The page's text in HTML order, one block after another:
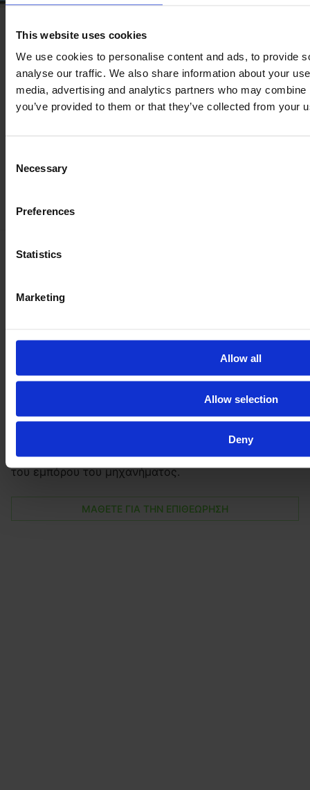
This website uses cookies
We use cookies to personalise content and ads, to provide
analyse our traffic. We also share information about your
media, advertising and analytics partners who may
you’ve provided to them or that they’ve collected from your
Selection
Necessary
Preferences
Statistics
Marketing
Allow all
Allow selection
Deny
με την επιθεώρησή μας
κατάσταση, καθώς και πολλές φωτογραφίες και
βίντεο από όλα τα εξαρτήματά του, ακόμη και βίντεο
με το μηχάνημα εν δράσει.
Κάνοντας κράτηση για την επιθεώρηση E-FARM, το
επόμενο μηχάνημά σας θα υποβληθεί σε πλήρη
έλεγχο από έναν ανεξάρτητο εμπειρογνώμονα της
DEKRA, ο οποίος θα επισκεφθεί τις εγκαταστάσεις
του εμπόρου του μηχανήματος.
ΜΑΘΕΤΕ ΓΙΑ ΤΗΝ ΕΠΙΘΕΩΡΗΣΗ